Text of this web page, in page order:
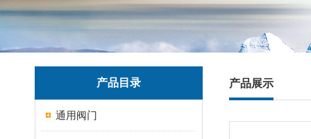
产品目录
通用阀门
产品展示